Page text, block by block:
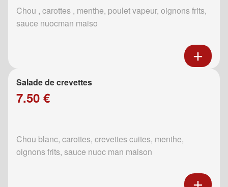
Chou , carottes , menthe, poulet vapeur, oignons frits,
sauce nuocman maiso
Salade de crevettes
7.50 €
Chou blanc, carottes, crevettes cuites, menthe,
oignons frits, sauce nuoc man maison